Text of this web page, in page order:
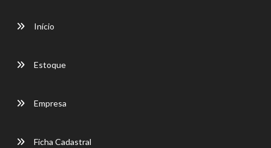
Início
Estoque
Empresa
Ficha Cadastral